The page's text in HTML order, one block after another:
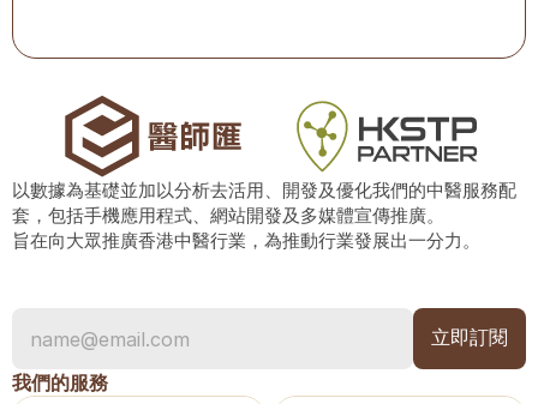
以數據為基礎並加以分析去活用、開發及優化我們的中醫服務配
套，包括手機應用程式、網站開發及多媒體宣傳推廣。
旨在向大眾推廣香港中醫行業，為推動行業發展出一分力。
我們的服務